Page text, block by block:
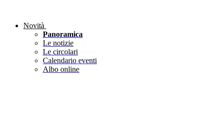
Novità
Panoramica
Le notizie
Le circolari
Calendario eventi
Albo online